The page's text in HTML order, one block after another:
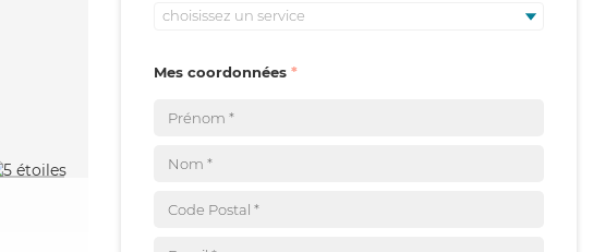
choisissez un service
Mes coordonnées